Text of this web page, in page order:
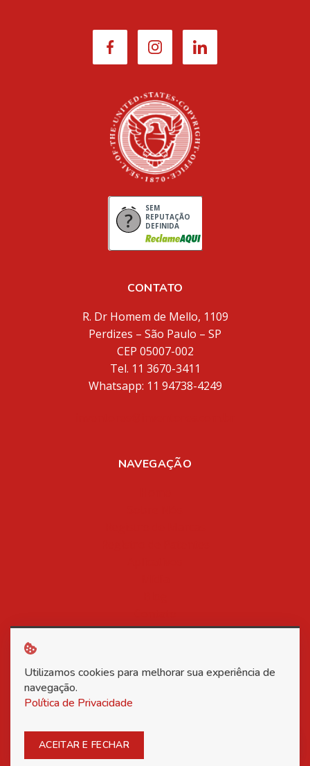
SEM
REPUTAÇÃO
DEFINIDA
CONTATO
R. Dr Homem de Mello, 1109
Perdizes – São Paulo – SP
CEP 05007-002
Tel. 11 3670-3411
Whatsapp: 11 94738-4249
NAVEGAÇÃO
Política de Privacidade
Copyright © 2026 Associação Nacional dos Inventores -
Todos os direitos reservados.
Utilizamos cookies para melhorar sua experiência de
navegação.
Política de Privacidade
ACEITAR E FECHAR